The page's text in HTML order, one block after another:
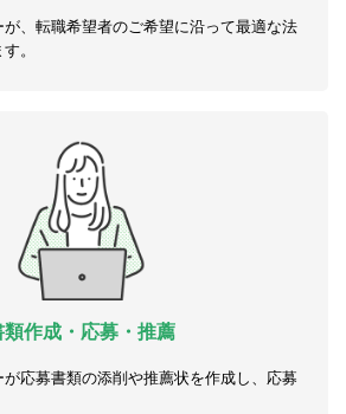
、転職希望者のご希望に沿って最適な法
。
類作成・応募・推薦
応募書類の添削や推薦状を作成し、応募